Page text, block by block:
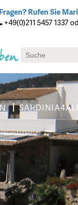
Fragen? Rufen Sie
+49(0)211 5457 1337